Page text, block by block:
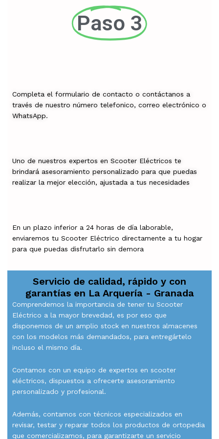
Paso 3
Completa el formulario de contacto o contáctanos a
través de nuestro número telefonico, correo electrónico o
WhatsApp.
Uno de nuestros expertos en Scooter Eléctricos te
brindará asesoramiento personalizado para que puedas
realizar la mejor elección, ajustada a tus necesidades
En un plazo inferior a 24 horas de día laborable,
enviaremos tu Scooter Eléctrico directamente a tu hogar
para que puedas disfrutarlo sin demora
Servicio de calidad, rápido y con
garantías en La Arquería - Granada
Comprendemos la importancia de tener tu Scooter
Eléctrico a la mayor brevedad, es por eso que
disponemos de un amplio stock en nuestros almacenes
con los modelos más demandados, para entregártelo
incluso el mismo día.
Contamos con un equipo de expertos en scooter
eléctricos, dispuestos a ofrecerte asesoramiento
personalizado y profesional.
Además, contamos con técnicos especializados en
revisar, testar y reparar todos los productos de ortopedia
que comercializamos, para garantizarte un servicio